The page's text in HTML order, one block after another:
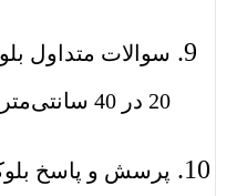
20 در 40 سانتی‌متر